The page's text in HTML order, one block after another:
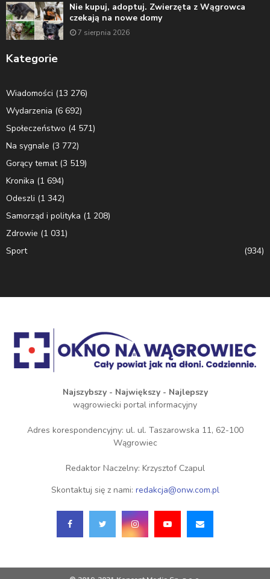
Nie kupuj, adoptuj. Zwierzęta z Wągrowca
czekają na nowe domy
7 sierpnia 2026
Kategorie
Wiadomości (13 276)
Wydarzenia (6 692)
Społeczeństwo (4 571)
Na sygnale (3 772)
Gorący temat(3 519)
Kronika (1 694)
Odeszli (1 342)
Samorząd i polityka (1 208)
Zdrowie (1 031)
Sport
(934)
Najszybszy - Największy - Najlepszy
wągrowiecki portal informacyjny
Adres korespondencyjny: ul. ul. Taszarowska 11, 62-100
Wągrowiec
Redaktor Naczelny: Krzysztof Czapul
Skontaktuj się z nami: redakcja@onw.com.pl